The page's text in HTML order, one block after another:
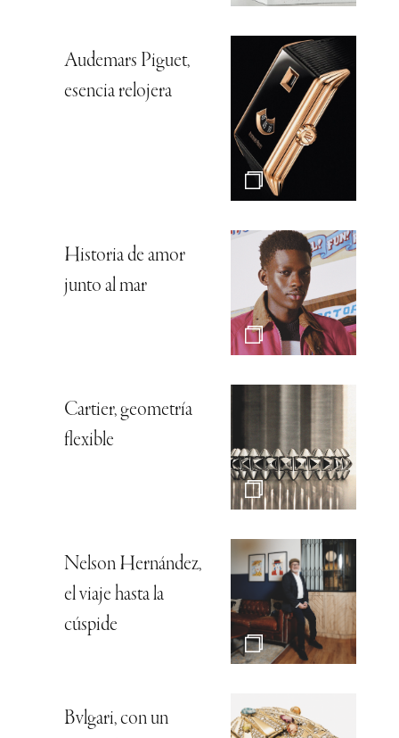
Audemars Piguet,
esencia relojera
Historia de amor
junto al mar
Cartier, geometría
flexible
Nelson Hernández,
el viaje hasta la
cúspide
Bvlgari, con un